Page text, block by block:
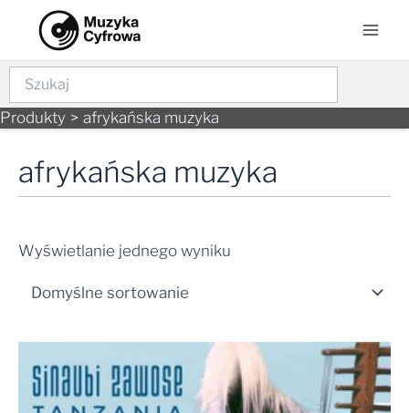
content
Szukaj
Produkty afrykańska muzyka
afrykańska muzyka
Wyświetlanie jednego wyniku